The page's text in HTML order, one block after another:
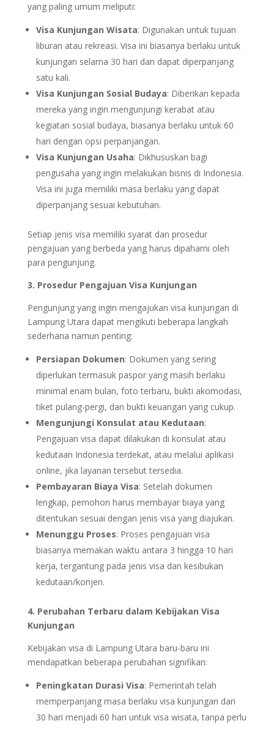
yang paling umum meliputi:
Visa Kunjungan Wisata: Digunakan untuk tujuan
liburan atau rekreasi. Visa ini biasanya berlaku untuk
kunjungan selama 30 hari dan dapat diperpanjang
satu kali.
Visa Kunjungan Sosial Budaya: Diberikan kepada
mereka yang ingin mengunjungi kerabat atau
kegiatan sosial budaya, biasanya berlaku untuk 60
hari dengan opsi perpanjangan.
Visa Kunjungan Usaha: Dikhususkan bagi
pengusaha yang ingin melakukan bisnis di Indonesia.
Visa ini juga memiliki masa berlaku yang dapat
diperpanjang sesuai kebutuhan.
Setiap jenis visa memiliki syarat dan prosedur
pengajuan yang berbeda yang harus dipahami oleh
para pengunjung.
3. Prosedur Pengajuan Visa Kunjungan
Pengunjung yang ingin mengajukan visa kunjungan di
Lampung Utara dapat mengikuti beberapa langkah
sederhana namun penting:
Persiapan Dokumen: Dokumen yang sering
diperlukan termasuk paspor yang masih berlaku
minimal enam bulan, foto terbaru, bukti akomodasi,
tiket pulang-pergi, dan bukti keuangan yang cukup.
Mengunjungi Konsulat atau Kedutaan:
Pengajuan visa dapat dilakukan di konsulat atau
kedutaan Indonesia terdekat, atau melalui aplikasi
online, jika layanan tersebut tersedia.
Pembayaran Biaya Visa: Setelah dokumen
lengkap, pemohon harus membayar biaya yang
ditentukan sesuai dengan jenis visa yang diajukan.
Menunggu Proses: Proses pengajuan visa
biasanya memakan waktu antara 3 hingga 10 hari
kerja, tergantung pada jenis visa dan kesibukan
kedutaan/konjen.
4. Perubahan Terbaru dalam Kebijakan Visa
Kunjungan
Kebijakan visa di Lampung Utara baru-baru ini
mendapatkan beberapa perubahan signifikan:
Peningkatan Durasi Visa: Pemerintah telah
memperpanjang masa berlaku visa kunjungan dari
30 hari menjadi 60 hari untuk visa wisata, tanpa perlu